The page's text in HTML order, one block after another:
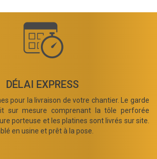
DÉLAI EXPRESS
pour la livraison de votre chantier. Le garde
sur mesure comprenant la tôle perforée
porteuse et les platines sont livrés sur site.
en usine et prêt à la pose.